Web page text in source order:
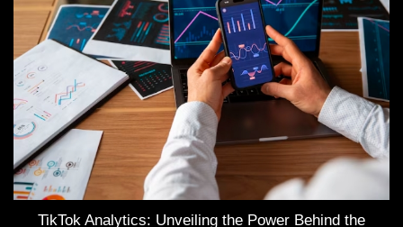
TikTok Analytics: Unveiling the Power Behind the